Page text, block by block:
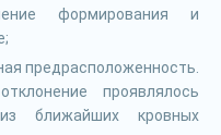
формирования и
предрасположенность.
проявлялось
ближайших кровных